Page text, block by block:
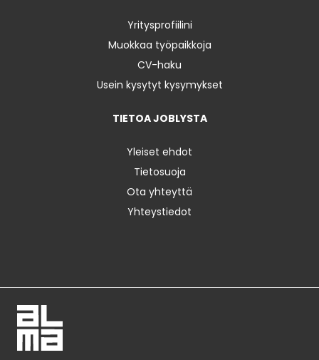
Yritysprofiilini
Muokkaa työpaikkoja
CV-haku
Usein kysytyt kysymykset
TIETOA JOBLYSTA
Yleiset ehdot
Tietosuoja
Ota yhteyttä
Yhteystiedot